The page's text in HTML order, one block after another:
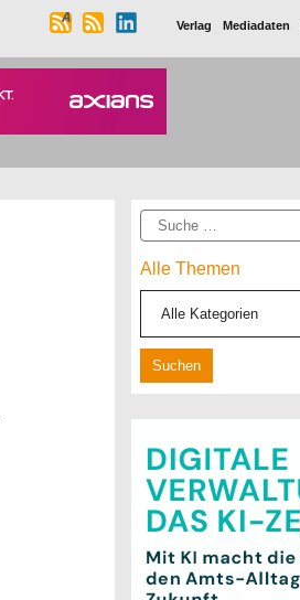
Verlag Mediadaten
Suche
Alle Themen